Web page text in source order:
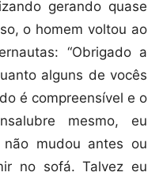
gerando quase
o homem voltou ao
“Obrigado a
alguns de vocês
é compreensível e o
mesmo, eu
mudou antes ou
no sofá. Talvez eu